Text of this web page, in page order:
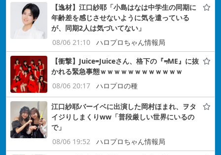
【逸材】江口紗耶「小島はなは中学生の同期に
年齢差を感じさせないように気を遣っている
が、同期2人は気づいてない」
08/06 21:10
ハロプロちゃん情報局
【衝撃】Juice=Juiceさん、格下の『≠ME』に抜
かれる緊急事態ｗｗｗｗｗｗｗｗｗｗｗｗ
08/06 20:17
ハロプロの種
江口紗耶バーイベに出演した岡村ほまれ、ヲタ
イジりしまくりww「普段厳しい世界にいるの
で」
08/06 19:52
ハロプロちゃん情報局